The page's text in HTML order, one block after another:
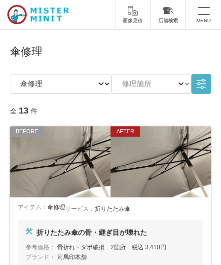
画像見積 店舗検索 MENU
スーツケース修理
スニーカー修理 靴磨き
時計修理・電池交換
合鍵の作製
店舗を探す
傘修理
全 13 件
アイテム： 傘修理サービス： 折りたたみ傘
折りたたみ傘の骨・継ぎ目が壊れた
参考価格：
骨折れ・ダボ破損 2箇所 税込 3,410円
ブランド：
河馬印本舗